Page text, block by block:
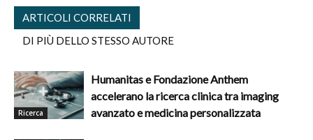
ARTICOLI CORRELATI
DI PIÙ DELLO STESSO AUTORE
Ricerca
Humanitas e Fondazione Anthem
accelerano la ricerca clinica tra imaging
avanzato e medicina personalizzata